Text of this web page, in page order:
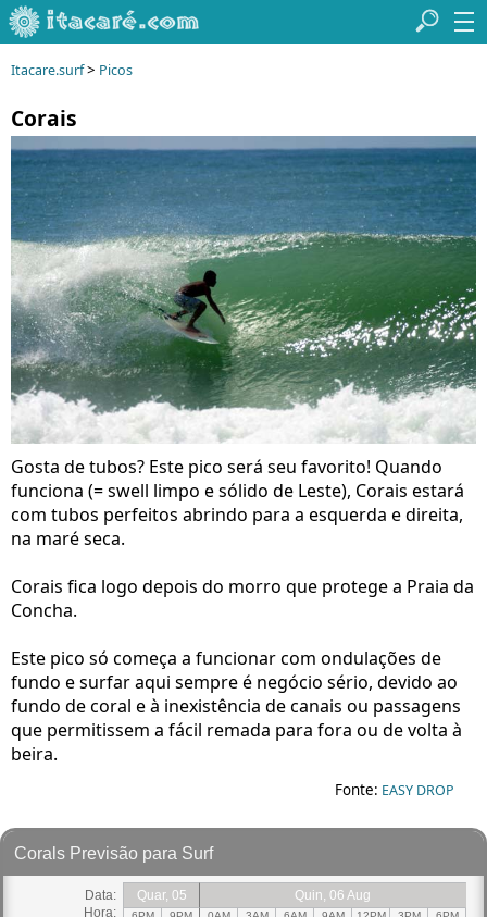
Itacare.surf> Picos
Corais
Gosta de tubos? Este pico será seu favorito! Quando
funciona (= swell limpo e sólido de Leste), Corais estará
com tubos perfeitos abrindo para a esquerda e direita,
na maré seca.
Corais fica logo depois do morro que protege a Praia da
Concha.
Este pico só começa a funcionar com ondulações de
fundo e surfar aqui sempre é negócio sério, devido ao
fundo de coral e à inexistência de canais ou passagens
que permitissem a fácil remada para fora ou de volta à
beira.
Fonte: EASY DROP